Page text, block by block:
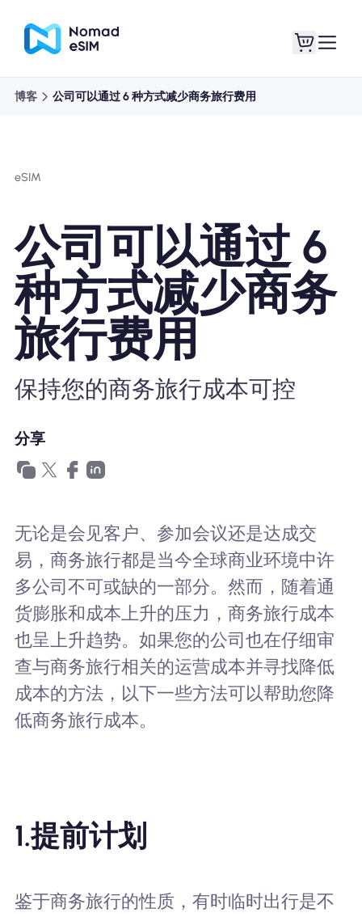
商城
关于 eSIM
为什么选择Nomad eSIM
使用 eSIM
博客 公司可以通过 6 种方式减少商务旅行费用
eSIM
公司可以通过 6
种方式减少商务
旅行费用
保持您的商务旅行成本可控
分享
无论是会见客户、参加会议还是达成交
易，商务旅行都是当今全球商业环境中许
多公司不可或缺的一部分。然而，随着通
货膨胀和成本上升的压力，商务旅行成本
也呈上升趋势。如果您的公司也在仔细审
查与商务旅行相关的运营成本并寻找降低
成本的方法，以下一些方法可以帮助您降
低商务旅行成本。
1.提前计划
鉴于商务旅行的性质，有时临时出行是不